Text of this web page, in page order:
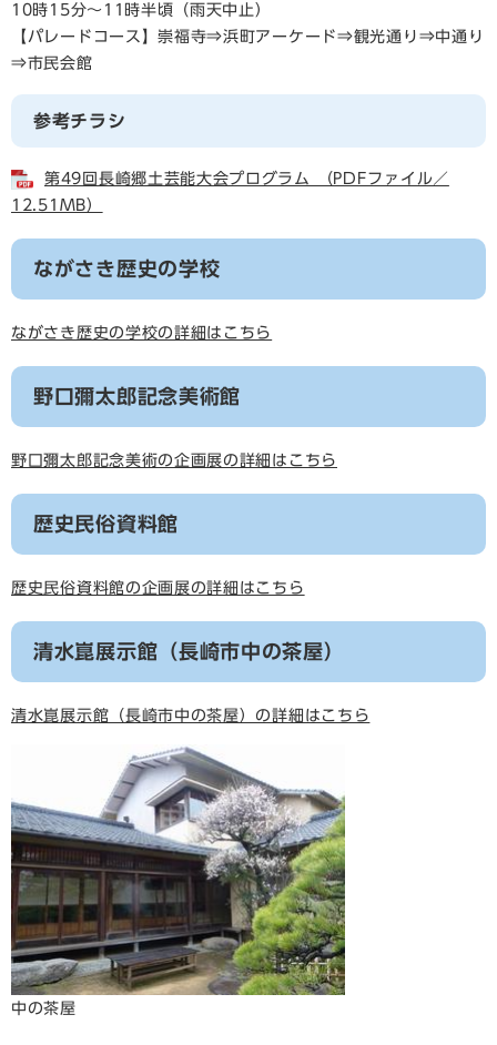
10時15分～11時半頃（雨天中止）
【パレードコース】崇福寺⇒浜町アーケード⇒観光通り⇒中通り
⇒市民会館
参考チラシ
第49回長崎郷土芸能大会プログラム （PDFファイル／
12.51MB）
ながさき歴史の学校
ながさき歴史の学校の詳細はこちら
野口彌太郎記念美術館
野口彌太郎記念美術の企画展の詳細はこちら
歴史民俗資料館
歴史民俗資料館の企画展の詳細はこちら
清水崑展示館（長崎市中の茶屋）
清水崑展示館（長崎市中の茶屋）の詳細はこちら
中の茶屋​​